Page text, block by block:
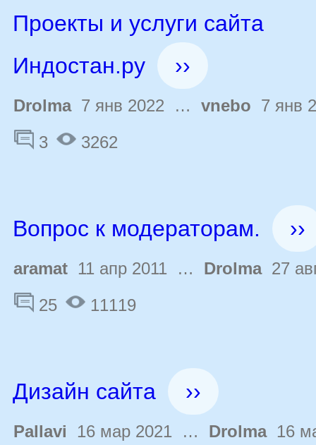
Проекты и услуги сайта
Индостан.ру
››
Drolma7 янв 2022 … vnebo 7 янв
3
3262
Вопрос к модераторам. ››
aramat 11 апр 2011 … Drolma27
25
11119
Дизайн сайта ››
Pallavi 16 мар 2021 … Drolma16